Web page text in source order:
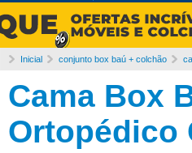
Inicial conjunto box baú + colchão
Cama Box
Ortopédico